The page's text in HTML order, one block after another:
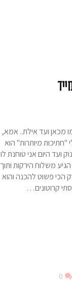
מכאן ועד אילת.. אמא,
"חתיכות מיותרות" הוא
ועד היום אני טוחנת לו
משלוח הירקות ותוך
הכי פשוט להכנה והוא
קרוטונים…
0